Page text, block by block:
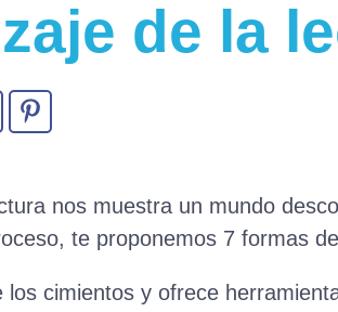
de la
nos muestra un mundo
te proponemos 7 formas
cimientos y ofrece